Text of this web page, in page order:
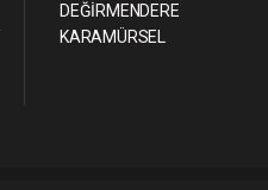
DEĞİRMENDERE
KARAMÜRSEL